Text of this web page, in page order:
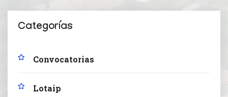
Categorías
Convocatorias
Lotaip